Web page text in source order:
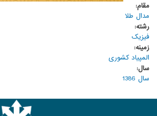
مقام:
مدال طلا
رشته:
فیزیک
زمینه:
المپیاد کشوری
سال:
سال 1386